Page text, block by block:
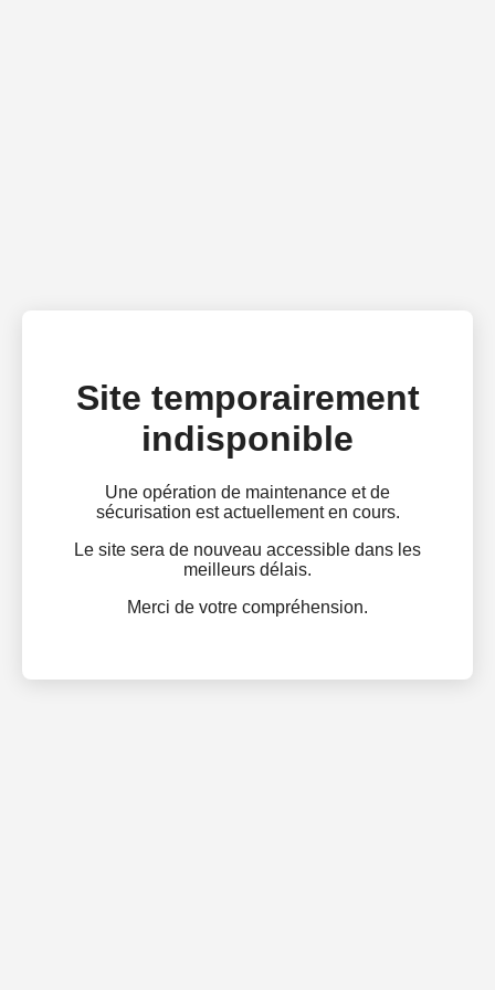
Site temporairement
indisponible
Une opération de maintenance et de
sécurisation est actuellement en cours.
Le site sera de nouveau accessible dans les
meilleurs délais.
Merci de votre compréhension.